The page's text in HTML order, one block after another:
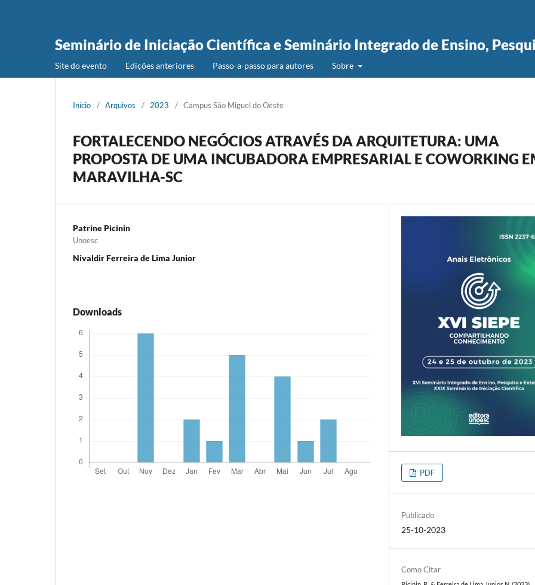
Seminário de Iniciação Científica e Seminário Integrado de Ensino,
Site do evento Edições anteriores Passo-a-passo para autores Sobre
Início / Arquivos / 2023 / Campus São Miguel do Oeste
FORTALECENDO NEGÓCIOS ATRAVÉS DA ARQUITETURA: UMA
PROPOSTA DE UMA INCUBADORA EMPRESARIAL E COWORKING
MARAVILHA-SC
Patrine Picinin
Unoesc
Nivaldir Ferreira de Lima Junior
Downloads
PDF
Publicado
25-10-2023
Como Citar